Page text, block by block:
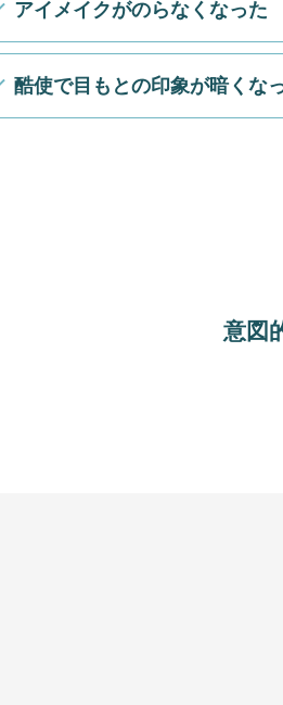
アイメイクがのらなくなった
酷使で目もとの印象が暗くな
意図